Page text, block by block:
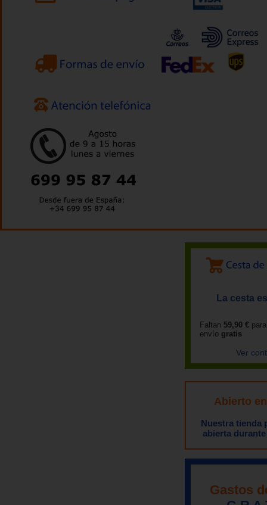
La cesta
Faltan 59,90 €
envío gratis
Ver
Abierto
Nuestra tienda
abierta
Gastos